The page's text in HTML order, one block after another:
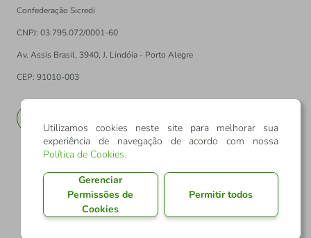
Confederação Sicredi
CNPJ: 03.795.072/0001-60
Av. Assis Brasil, 3940, J. Lindóia - Porto Alegre
CEP: 91010-003
Utilizamos cookies neste site para melhorar sua
experiência de navegação de acordo com nossa
Política de Cookies.
Gerenciar
Permissões de
Cookies
Permitir todos